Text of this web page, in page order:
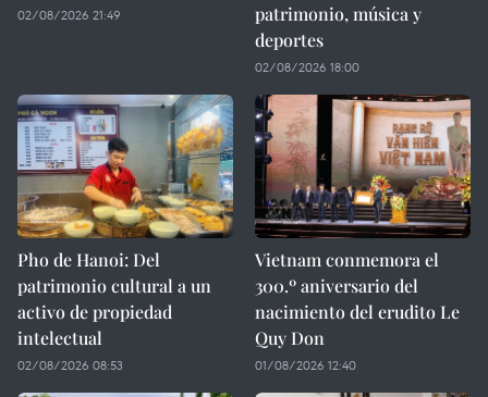
02/08/2026 21:49
patrimonio, música y
deportes
02/08/2026 18:00
Pho de Hanoi: Del
patrimonio cultural a un
activo de propiedad
intelectual
02/08/2026 08:53
Vietnam conmemora el
300.º aniversario del
nacimiento del erudito Le
Quy Don
01/08/2026 12:40